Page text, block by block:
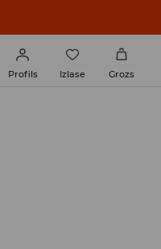
Profils Izlase Grozs